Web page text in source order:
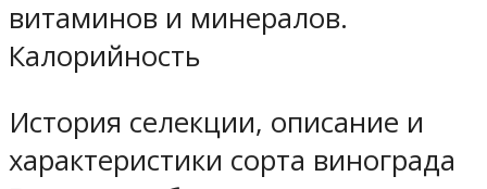
витаминов и минералов.
Калорийность
История селекции, описание и
характеристики сорта винограда